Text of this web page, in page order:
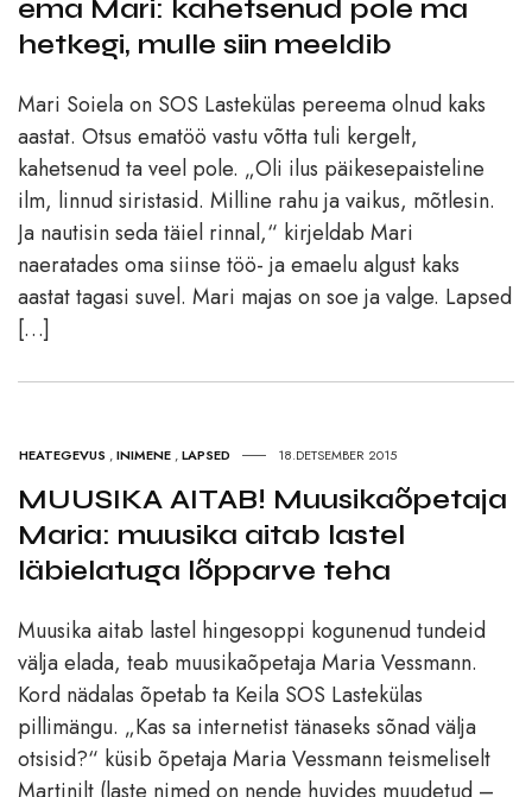
ema Mari: kahetsenud pole ma
hetkegi, mulle siin meeldib
Mari Soiela on SOS Lastekülas pereema olnud kaks
aastat. Otsus ematöö vastu võtta tuli kergelt,
kahetsenud ta veel pole. „Oli ilus päikesepaisteline
ilm, linnud siristasid. Milline rahu ja vaikus, mõtlesin.
Ja nautisin seda täiel rinnal,“ kirjeldab Mari
naeratades oma siinse töö- ja emaelu algust kaks
aastat tagasi suvel. Mari majas on soe ja valge. Lapsed
[…]
HEATEGEVUS ,INIMENE ,LAPSED 18.DETSEMBER 2015
MUUSIKA AITAB! Muusikaõpetaja
Maria: muusika aitab lastel
läbielatuga lõpparve teha
Muusika aitab lastel hingesoppi kogunenud tundeid
välja elada, teab muusikaõpetaja Maria Vessmann.
Kord nädalas õpetab ta Keila SOS Lastekülas
pillimängu. „Kas sa internetist tänaseks sõnad välja
otsisid?“ küsib õpetaja Maria Vessmann teismeliselt
Martinilt (laste nimed on nende huvides muudetud –